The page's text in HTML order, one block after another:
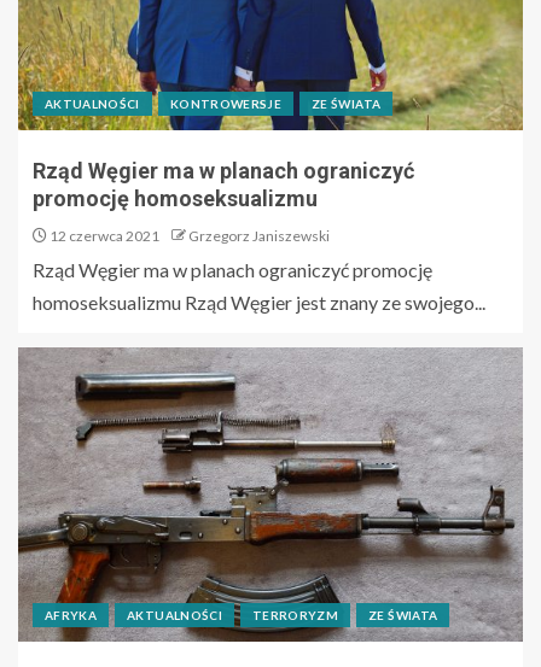
AKTUALNOŚCI KONTROWERSJE ZE ŚWIATA
Rząd Węgier ma w planach ograniczyć
promocję homoseksualizmu
12 czerwca 2021 Grzegorz Janiszewski
Rząd Węgier ma w planach ograniczyć promocję
homoseksualizmu Rząd Węgier jest znany ze swojego...
AFRYKA AKTUALNOŚCI TERRORYZM ZE ŚWIATA